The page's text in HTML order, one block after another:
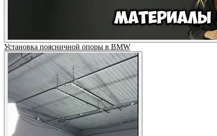
Установка поясничной опоры в BMW